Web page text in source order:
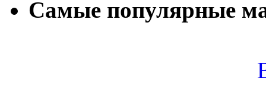
Самые популярные